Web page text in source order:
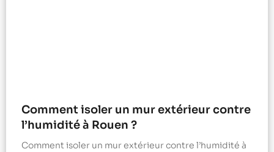
Comment isoler un mur extérieur contre
l’humidité à Rouen ?
Comment isoler un mur extérieur contre l’humidité à